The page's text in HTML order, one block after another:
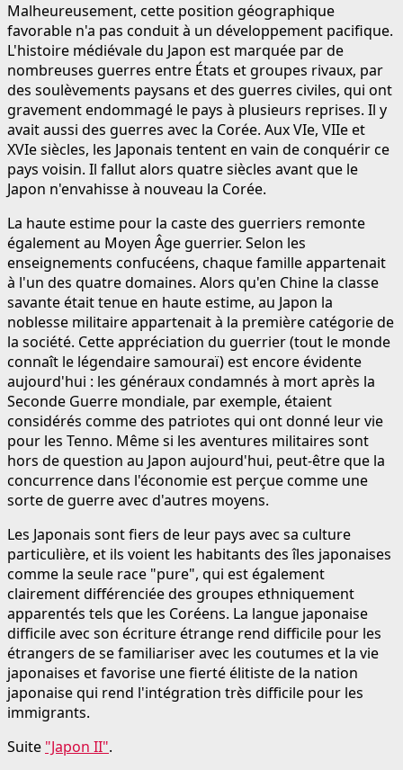
Malheureusement, cette position géographique
favorable n'a pas conduit à un développement pacifique.
L'histoire médiévale du Japon est marquée par de
nombreuses guerres entre États et groupes rivaux, par
des soulèvements paysans et des guerres civiles, qui ont
gravement endommagé le pays à plusieurs reprises. Il y
avait aussi des guerres avec la Corée. Aux VIe, VIIe et
XVIe siècles, les Japonais tentent en vain de conquérir ce
pays voisin. Il fallut alors quatre siècles avant que le
Japon n'envahisse à nouveau la Corée.
La haute estime pour la caste des guerriers remonte
également au Moyen Âge guerrier. Selon les
enseignements confucéens, chaque famille appartenait
à l'un des quatre domaines. Alors qu'en Chine la classe
savante était tenue en haute estime, au Japon la
noblesse militaire appartenait à la première catégorie de
la société. Cette appréciation du guerrier (tout le monde
connaît le légendaire samouraï) est encore évidente
aujourd'hui : les généraux condamnés à mort après la
Seconde Guerre mondiale, par exemple, étaient
considérés comme des patriotes qui ont donné leur vie
pour les Tenno. Même si les aventures militaires sont
hors de question au Japon aujourd'hui, peut-être que la
concurrence dans l'économie est perçue comme une
sorte de guerre avec d'autres moyens.
Les Japonais sont fiers de leur pays avec sa culture
particulière, et ils voient les habitants des îles japonaises
comme la seule race "pure", qui est également
clairement différenciée des groupes ethniquement
apparentés tels que les Coréens. La langue japonaise
difficile avec son écriture étrange rend difficile pour les
étrangers de se familiariser avec les coutumes et la vie
japonaises et favorise une fierté élitiste de la nation
japonaise qui rend l'intégration très difficile pour les
immigrants.
Suite "Japon II".